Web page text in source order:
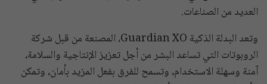
العديد من الصناعات.
وتعد البدلة الذكية Guardian XO، المصنعة من قبل شركة
الروبوتات التي تساعد البشر من أجل تعزيز الإنتاجية والسلامة،
آمنة وسهلة الاستخدام، وتسمح للفرق بفعل المزيد بأمان، وتمكن